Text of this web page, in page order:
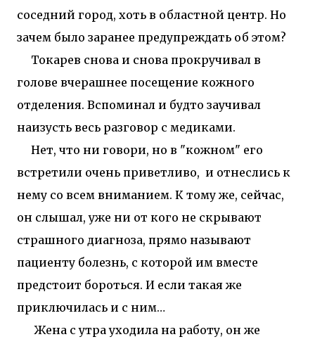
соседний город, хоть в областной центр. Но
зачем было заранее предупреждать об этом?
Токарев снова и снова прокручивал в
голове вчерашнее посещение кожного
отделения. Вспоминал и будто заучивал
наизусть весь разговор с медиками.
Нет, что ни говори, но в "кожном" его
встретили очень приветливо, и отнеслись к
нему со всем вниманием. К тому же, сейчас,
он слышал, уже ни от кого не скрывают
страшного диагноза, прямо называют
пациенту болезнь, с которой им вместе
предстоит бороться. И если такая же
приключилась и с ним…
Жена с утра уходила на работу, он же